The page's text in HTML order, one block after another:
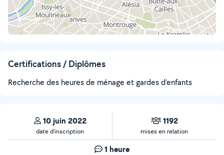
Certifications / Diplômes
Recherche des heures de ménage et gardes d’enfants
10 juin 2022
date d’inscription
1192
mises en relation
1 heure